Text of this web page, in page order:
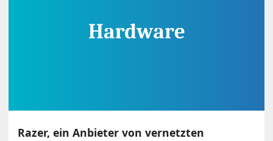
Razer, ein Anbieter von vernetzten